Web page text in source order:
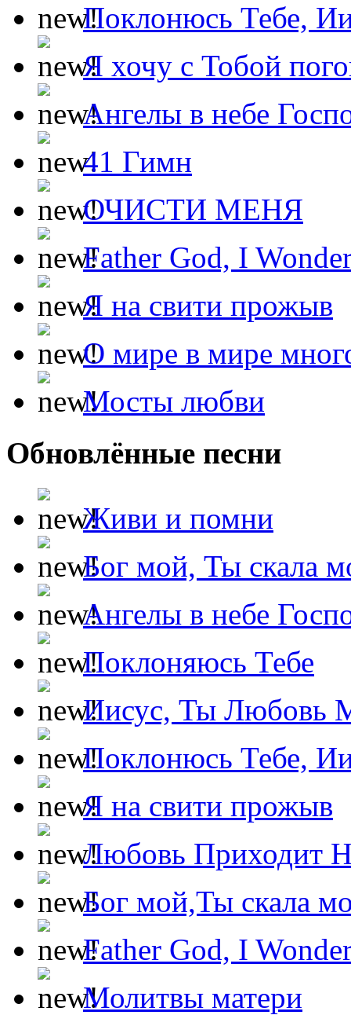
Поклонюсь Тебе,
Я хочу с Тобой
Ангелы в небе
41 Гимн
ОЧИСТИ МЕНЯ
Father God, I
Я на свити прожыв
О мире в мире
Мосты любви
Обновлённые песни
Живи и помни
Бог мой, Ты скала
Ангелы в небе
Поклоняюсь Тебе
Иисус, Ты Любовь
Поклонюсь Тебе,
Я на свити прожыв
Любовь Приходит
Бог мой,Ты скала
Father God, I
Молитвы матери